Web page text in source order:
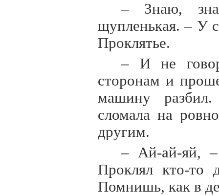
– Знаю,
щупленькая. – У
Проклятье.
– И не
сторонам и
машину
сломала на
другим.
– Ай-ай-яй,
Проклял кто-то
Помнишь, как в